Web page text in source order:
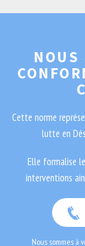
NOUS
Cette norme
lutte en
Elle formalise
interventions
Nous sommes à